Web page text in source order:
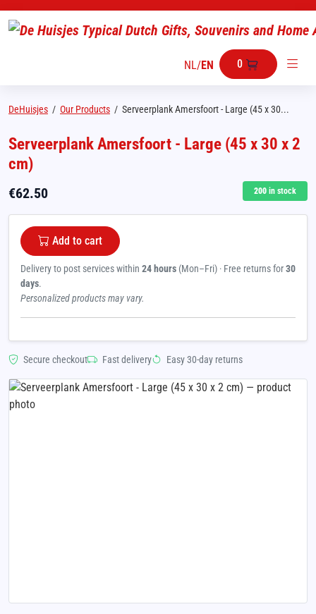
NL/EN 0
DeHuisjes / Our Products / Serveerplank Amersfoort - Large (45 x 30...
Serveerplank Amersfoort - Large (45 x 30 x 2
cm)
€62.50 200 in stock
Add to cart
Delivery to post services within 24 hours (Mon–Fri) · Free returns for30
days.
Personalized products may vary.
Secure checkout Fast delivery Easy 30-day returns